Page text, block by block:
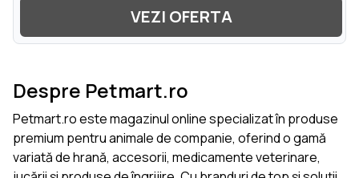
VEZI OFERTA
Despre Petmart.ro
Petmart.ro este magazinul online specializat în produse
premium pentru animale de companie, oferind o gamă
variată de hrană, accesorii, medicamente veterinare,